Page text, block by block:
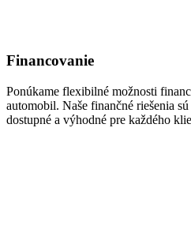
Financovanie
Ponúkame flexibilné možnosti
automobil. Naše finančné riešenia
dostupné a výhodné pre každého